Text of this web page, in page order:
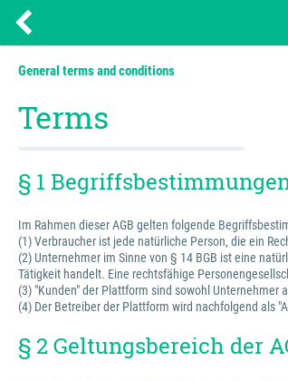
General terms and conditions
Terms
§ 1
Im Rahmen dieser AGB gelten folgende
(1) Verbraucher ist jede natürliche Person, die ein
(2) Unternehmer im Sinne von § 14 BGB ist eine
Tätigkeit handelt. Eine rechtsfähige
(3) "Kunden" der Plattform sind sowohl Unternehmer
(4) Der Betreiber der Plattform wird nachfolgend als
§ 2 Geltungsbereich der